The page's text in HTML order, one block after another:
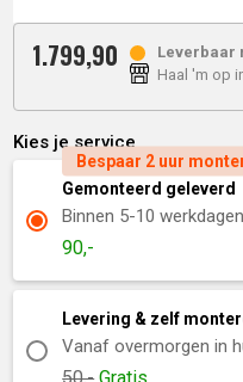
1.799,90
Leverbaar
Haal 'm op
Kies je service
Gemonteerd geleverd
Binnen 5-10
90,-
Bespaar 2 uur
Levering & zelf
Vanaf overmorgen in